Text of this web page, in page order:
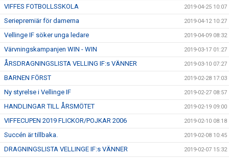
VIFFES FOTBOLLSSKOLA 2019-04-25 10:07
Seriepremiär för damerna 2019-04-12 10:27
Vellinge IF söker unga ledare 2019-04-09 08:32
Värvningskampanjen WIN - WIN 2019-03-17 01:27
ÅRSDRAGNINGSLISTA VELLING IF:s VÄNNER 2019-03-10 07:27
BARNEN FÖRST 2019-02-28 17:03
Ny styrelse i Vellinge IF 2019-02-27 08:57
HANDLINGAR TILL ÅRSMÖTET 2019-02-19 09:00
VIFFECUPEN 2019 FLICKOR/POJKAR 2006 2019-02-10 08:18
Succén är tillbaka. 2019-02-08 10:45
DRAGNINGSLISTA VELLINGE IF:s VÄNNER 2019-02-07 15:32